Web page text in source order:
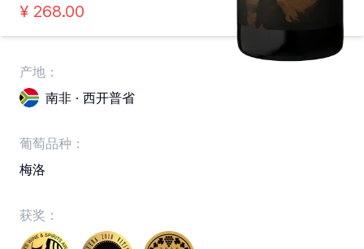
¥ 268.00
产地：
南非 · 西开普省
葡萄品种：
梅洛
获奖：